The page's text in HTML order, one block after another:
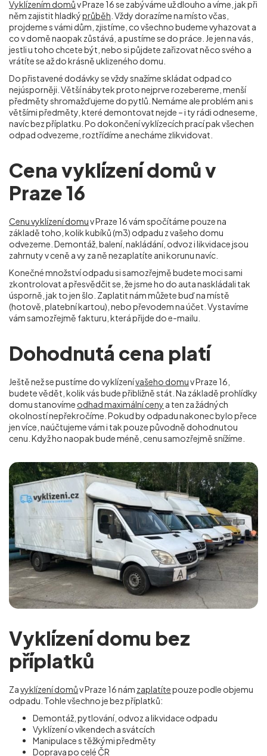
Vyklízením domův Praze 16 se zabýváme už dlouho a víme, jak při
něm zajistit hladkýprůběh . Vždy dorazíme na místo včas,
projdeme s vámi dům, zjistíme, co všechno budeme vyhazovat a
co v domě naopak zůstává, a pustíme se do práce. Je jen na vás,
jestli u toho chcete být, nebo si půjdete zařizovat něco svého a
vrátíte se až do krásně uklizeného domu.
Do přistavené dodávky se vždy snažíme skládat odpad co
nejúsporněji. Větší nábytek proto nejprve rozebereme, menší
předměty shromažďujeme do pytlů. Nemáme ale problém ani s
většími předměty, které demontovat nejde – i ty rádi odneseme,
navíc bez příplatku. Po dokončení vyklízecích prací pak všechen
odpad odvezeme, roztřídíme a necháme zlikvidovat.
Cena vyklízení domů v
Praze 16
Cenu vyklízení domuv Praze 16 vám spočítáme pouze na
základě toho, kolik kubíků (m3) odpadu z vašeho domu
odvezeme. Demontáž, balení, nakládání, odvoz i likvidace jsou
zahrnuty v ceně a vy za ně nezaplatíte ani korunu navíc.
Konečné množství odpadu si samozřejmě budete moci sami
zkontrolovat a přesvědčit se, že jsme ho do auta naskládali tak
úsporně, jak to jen šlo. Zaplatit nám můžete buď na místě
(hotově, platební kartou), nebo převodem na účet. Vystavíme
vám samozřejmě fakturu, která přijde do e-mailu.
Dohodnutá cena platí
Ještě než se pustíme do vyklízenívašeho domuv Praze 16,
budete vědět, kolik vás bude přibližně stát. Na základě prohlídky
domu stanovíme odhad maximální ceny a ten za žádných
okolností nepřekročíme. Pokud by odpadu nakonec bylo přece
jen více, naúčtujeme vám i tak pouze původně dohodnutou
cenu. Když ho naopak bude méně, cenu samozřejmě snížíme.
Vyklízení domu bez
příplatků
Zavyklízení domův Praze 16 nám zaplatítepouze podle objemu
odpadu. Tohle všechno je bez příplatků:
Demontáž, pytlování, odvoz a likvidace odpadu
Vyklízení o víkendech a svátcích
Manipulace s těžkými předměty
Doprava po celé ČR